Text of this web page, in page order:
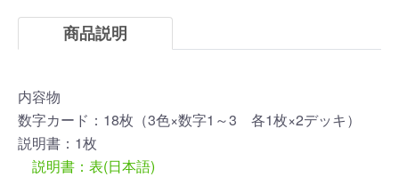
商品説明
内容物
数字カード：18枚（3色×数字1～3 各1枚×2デッキ）
説明書：1枚
説明書：表(日本語)